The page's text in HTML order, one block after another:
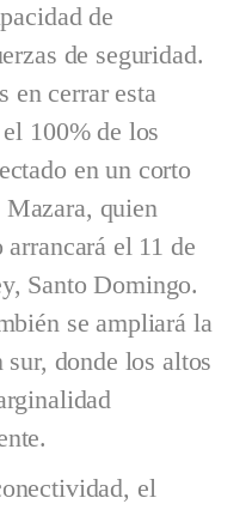
de
de seguridad.
en cerrar esta
100% de los
en un corto
quien
el 11 de
Santo Domingo.
se ampliará la
donde los altos
el